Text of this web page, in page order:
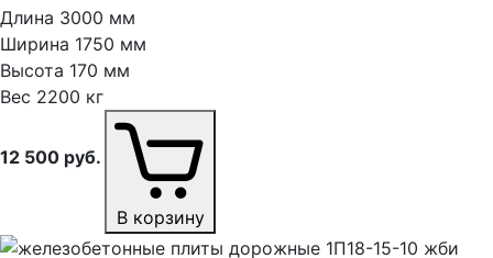
Длина 3000 мм
Ширина 1750 мм
Высота 170 мм
Вес 2200 кг
12 500 руб.
В корзину